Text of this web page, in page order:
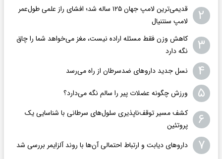
۲
قدیمی‌ترین لامپ جهان ۱۲۵ ساله شد؛ افشای راز علمی طول‌عمر
لامپ سنتنیال
۳
کاهش وزن فقط مسئله اراده نیست، مغز می‌خواهد شما را چاق
نگه دارد
۴ نسل جدید داروهای ضدسرطان از راه می‌رسد
۵ ورزش چگونه عضلات پیر را سالم نگه می‌دارد؟
۶
کشف مسیر توقف‌ناپذیری سلول‌های سرطانی با شناسایی یک
پروتئین
۷ داروهای دیابت و ارتباط احتمالی آن‌ها با روند آلزایمر بررسی شد